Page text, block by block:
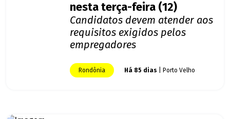
nesta terça-feira (12)
Candidatos devem atender aos
requisitos exigidos pelos
empregadores
Rondônia Há 85 dias | Porto Velho